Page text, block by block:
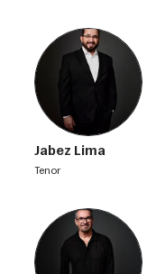
Jabez Lima
tenor